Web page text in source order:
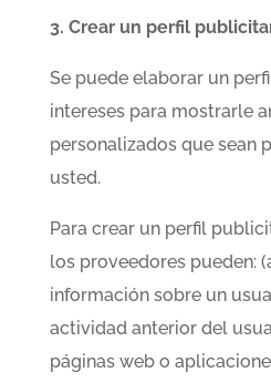
3. Crear un perfil
Se puede elaborar un
intereses para mostrarle
personalizados que sean
usted.
Para crear un perfil
los proveedores pueden:
información sobre un
actividad anterior del
páginas web o